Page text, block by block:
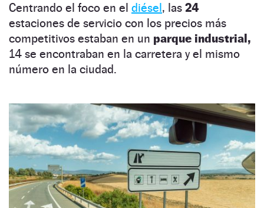
Centrando el foco en el diésel, las 24
estaciones de servicio con los precios más
competitivos estaban en un parque industrial,
14 se encontraban en la carretera y el mismo
número en la ciudad.